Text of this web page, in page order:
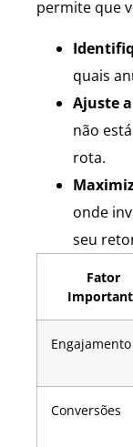
permite que
quais
Ajuste
não
rota.
onde
seu
Fator
Engajamento
Conversões